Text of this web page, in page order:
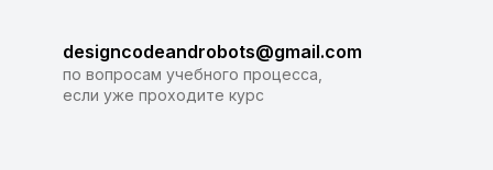
designcodeandrobots@gmail.com
по вопросам учебного процесса,
если уже проходите курс